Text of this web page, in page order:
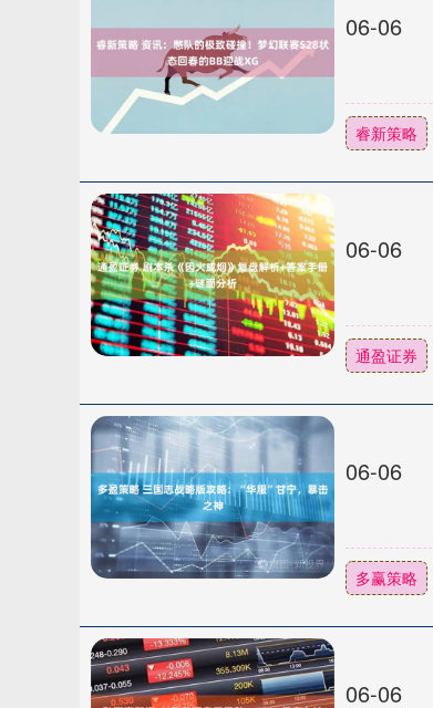
06-06
睿新策略
06-06
通盈证券
06-06
多赢策略
06-06